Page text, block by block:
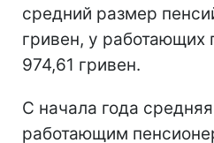
средний размер
гривен, у работающих
974,61 гривен.
С начала года
работающим